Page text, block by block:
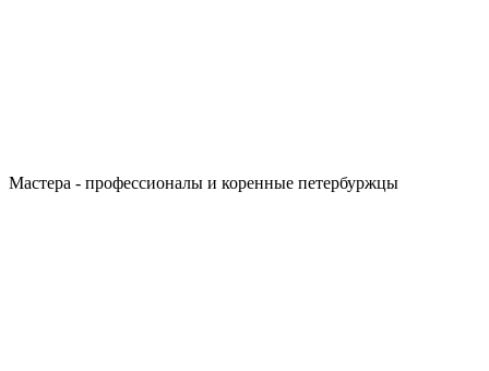
Мастера - профессионалы и коренные петербуржцы